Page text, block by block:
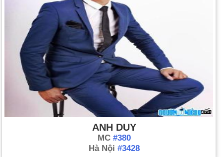
ANH DUY
MC #380
Hà Nội #3428